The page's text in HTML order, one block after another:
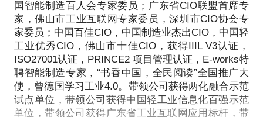
品牌提升，是许多企业面临的重要课题。
行业头部企业数字化规划方案（80页），某电子行业
头部信息化建设方案（52页）
4、精华干化
通过分享，了解从战略，从愿景，精神到企业产品，
最后落地执行到IT的全方位的基到PDCA的前端营销
国智能制造百人会专家委员；广东省CIO联盟首席专
家，佛山市工业互联网专家委员，深圳市CIO协会专
家委员；中国百佳CIO，中国制造业杰出CIO，中国轻
工业优秀CIO，佛山市十佳CIO，获得IIIL V3认证，
ISO27001认证，PRINCE2 项目管理认证，E-works特
聘智能制造专家，“书香中国，全民阅读”全国推广大
使，曾德国学习工业4.0。带领公司获得两化融合示范
试点单位，带领公司获得中国轻工业信息化百强示范
单位，带领公司获得广东省工业互联网应用标杆，带